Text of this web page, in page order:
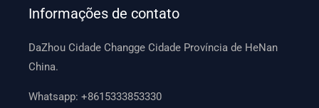
Informações de contato
DaZhou Cidade Changge Cidade Província de HeNan
China.
Whatsapp:+8615333853330